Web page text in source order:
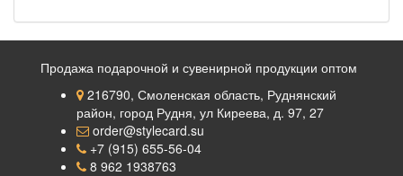
Продажа подарочной и сувенирной продукции оптом
216790, Смоленская область, Руднянский
район, город Рудня, ул Киреева, д. 97, 27
order@stylecard.su
+7 (915) 655-56-04
8 962 1938763